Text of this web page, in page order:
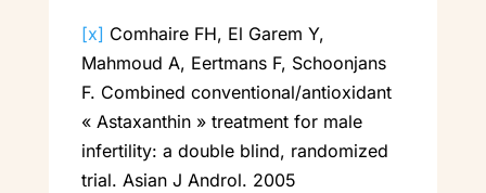
[x] Comhaire FH, El Garem Y,
Mahmoud A, Eertmans F, Schoonjans
F. Combined conventional/antioxidant
« Astaxanthin » treatment for male
infertility: a double blind, randomized
trial. Asian J Androl. 2005